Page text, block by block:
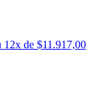
12x de $11.917,00